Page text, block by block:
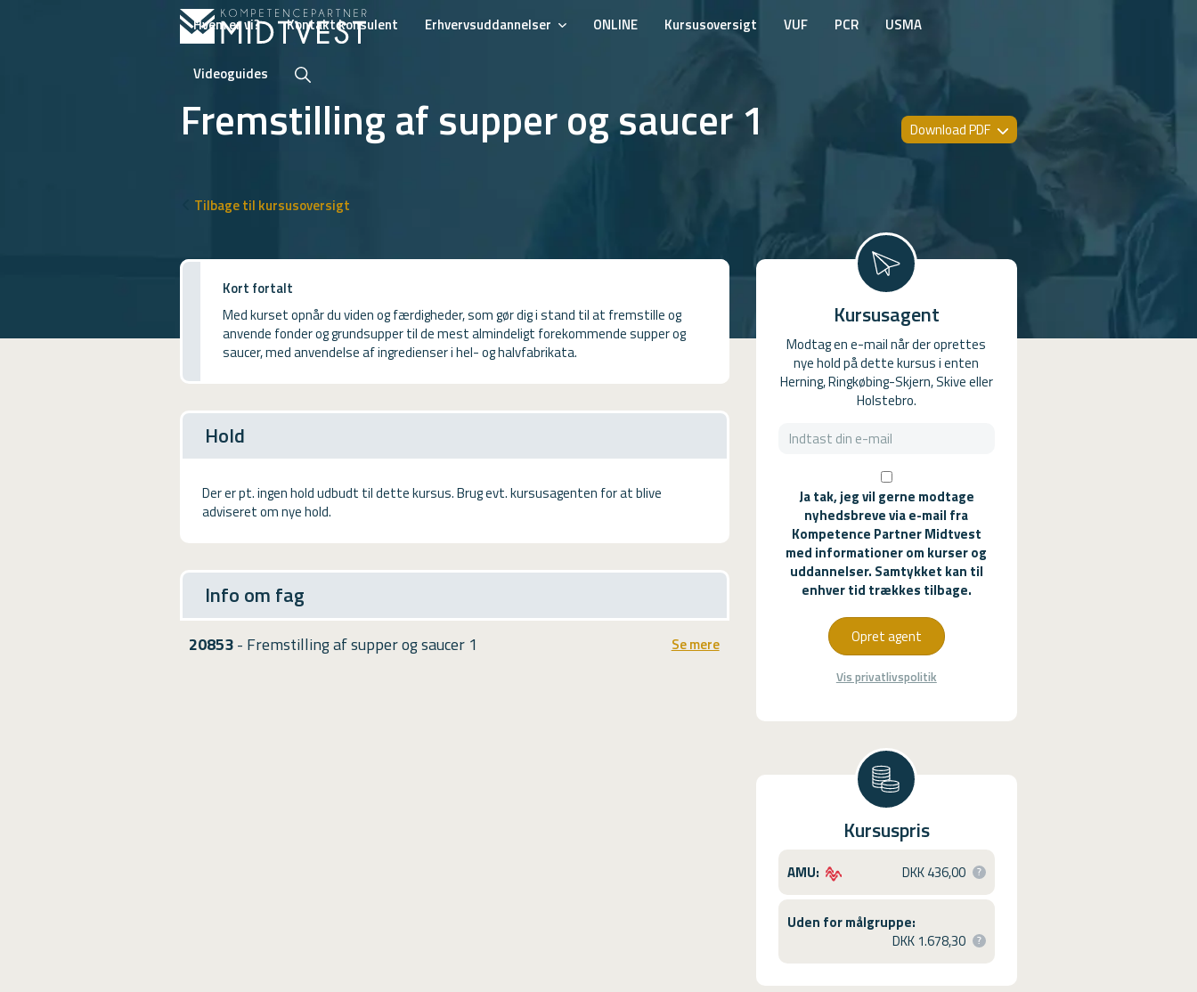
Hvem er vi? Kontakt konsulent Erhvervsuddannelser ONLINE Kursusoversigt VUF PCR USMA
Videoguides
VUF
Fremstilling af supper og saucer 1 Download PDF
Tilbage til kursusoversigt
Kort fortalt
Med kurset opnår du viden og færdigheder, som gør dig i stand til at fremstille og
anvende fonder og grundsupper til de mest almindeligt forekommende supper og
saucer, med anvendelse af ingredienser i hel- og halvfabrikata.
Hold
Der er pt. ingen hold udbudt til dette kursus. Brug evt. kursusagenten for at blive
adviseret om nye hold.
Info om fag
20853- Fremstilling af supper og saucer 1 Se mere
Kursusagent
Modtag en e-mail når der oprettes
nye hold på dette kursus i enten
Herning, Ringkøbing-Skjern, Skive eller
Holstebro.
Ja tak, jeg vil gerne modtage
nyhedsbreve via e-mail fra
Kompetence Partner Midtvest
med informationer om kurser og
uddannelser. Samtykket kan til
enhver tid trækkes tilbage.
Opret agent
Vis privatlivspolitik
Kursuspris
AMU: DKK 436,00
Uden for målgruppe:
DKK 1.678,30